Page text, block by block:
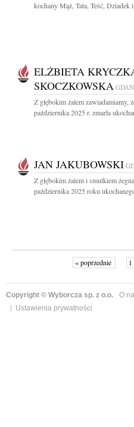
kochany Mąż, Tata, Teść, Dziadek
ELŻBIETA
SKOCZKOWSKA
Z głębokim żalem zawiadamiamy,
października 2025 r. zmarła
JAN JAKUBOWSKI
Z głębokim żalem i smutkiem
października 2025 roku
« poprzednie 1
Copyright © Wyborcza sp. z o.o. O
Ustawienia prywatności